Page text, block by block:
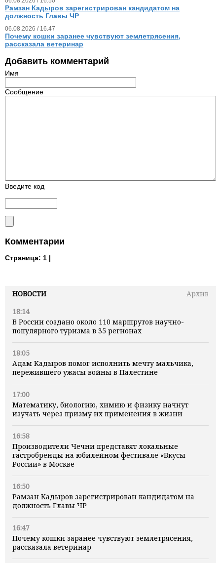
НОВОСТИ
Архив
18:14
В России создано около 110 маршрутов научно-
популярного туризма в 35 регионах
18:05
Адам Кадыров помог исполнить мечту мальчика,
пережившего ужасы войны в Палестине
17:00
Математику, биологию, химию и физику начнут
изучать через призму их применения в жизни
16:58
Производители Чечни представят локальные
гастробренды на юбилейном фестивале «Вкусы
России» в Москве
16:50
Рамзан Кадыров зарегистрирован кандидатом на
должность Главы ЧР
16:47
Почему кошки заранее чувствуют землетрясения,
рассказала ветеринар
Рамзан Кадыров зарегистрирован кандидатом на
должность Главы ЧР
06.08.2026 / 16.47
Почему кошки заранее чувствуют землетрясения,
рассказала ветеринар
Добавить комментарий
Имя
Сообщение
Введите код
Комментарии
Страница: 1 |